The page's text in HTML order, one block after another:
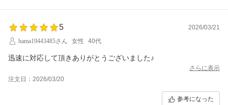
5
2026/03/21
hama19443485さん
女性 40代
迅速に対応して頂きありがとうございました♪
さらに表示
注文日：2026/03/20
参考になった